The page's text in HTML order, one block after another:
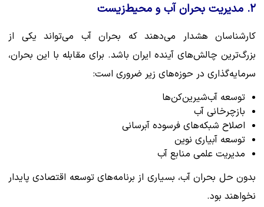
۲. مدیریت بحران آب و محیط‌زیست
کارشناسان هشدار می‌دهند که بحران آب می‌تواند یکی از
بزرگ‌ترین چالش‌های آینده ایران باشد. برای مقابله با این بحران،
سرمایه‌گذاری در حوزه‌های زیر ضروری است:
توسعه آب‌شیرین‌کن‌ها
بازچرخانی آب
اصلاح شبکه‌های فرسوده آبرسانی
توسعه آبیاری نوین
مدیریت علمی منابع آب
بدون حل بحران آب، بسیاری از برنامه‌های توسعه اقتصادی پایدار
نخواهند بود.